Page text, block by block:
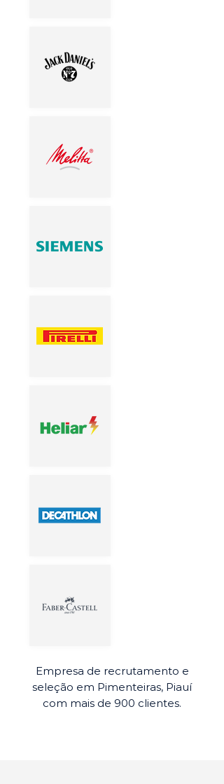
Empresa de recrutamento e
seleção em Pimenteiras, Piauí
com mais de 900 clientes.